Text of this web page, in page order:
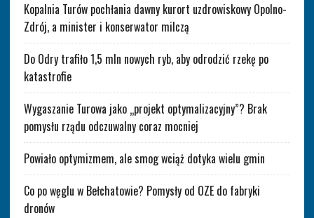
Kopalnia Turów pochłania dawny kurort uzdrowiskowy Opolno-
Zdrój, a minister i konserwator milczą
Do Odry trafiło 1,5 mln nowych ryb, aby odrodzić rzekę po
katastrofie
Wygaszanie Turowa jako „projekt optymalizacyjny”? Brak
pomysłu rządu odczuwalny coraz mocniej
Powiało optymizmem, ale smog wciąż dotyka wielu gmin
Co po węglu w Bełchatowie? Pomysły od OZE do fabryki
dronów